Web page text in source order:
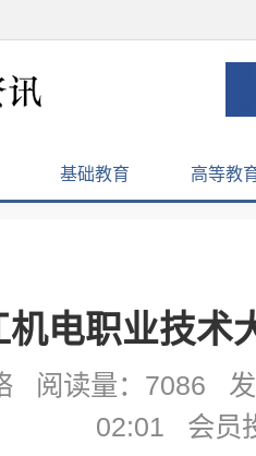
基础教育 高等教
机电职业技术
阅读量：7086
02:01 会员